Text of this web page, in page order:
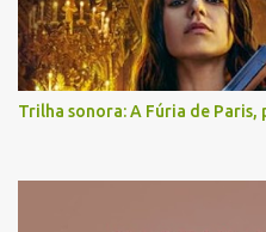
Trilha sonora: A Fúria de Paris,